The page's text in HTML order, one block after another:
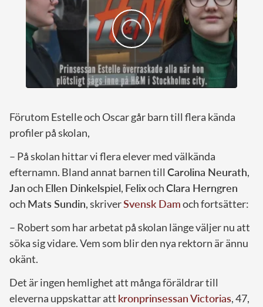
Förutom Estelle och Oscar går barn till flera kända
profiler på skolan,
– På skolan hittar vi flera elever med välkända
efternamn. Bland annat barnen till Carolina Neurath,
Janoch Ellen Dinkelspiel, FelixochClara Herngren
och Mats Sundin, skriverSvensk Damoch fortsätter:
– Robert som har arbetat på skolan länge väljer nu att
söka sig vidare. Vem som blir den nya rektorn är ännu
okänt.
Det är ingen hemlighet att många föräldrar till
eleverna uppskattar att kronprinsessan Victorias, 47,